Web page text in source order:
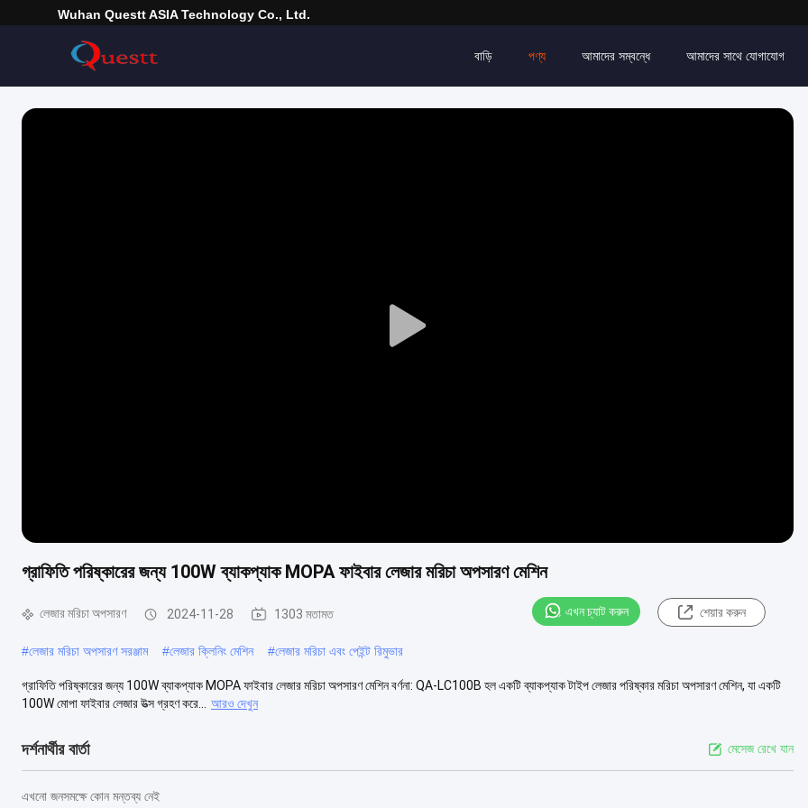
Wuhan Questt ASIA Technology Co., Ltd.
বাড়ি পণ্য আমাদের সম্বন্ধে আমাদের সাথে যোগাযোগ
Play
গ্রাফিতি পরিষ্কারের জন্য 100W ব্যাকপ্যাক MOPA ফাইবার লেজার মরিচা অপসারণ মেশিন
লেজার মরিচা অপসারণ 2024-11-28 1303 মতামত এখন চ্যাট করুন শেয়ার করুন
#লেজার মরিচা অপসারণ সরঞ্জাম #লেজার ক্লিনিং মেশিন #লেজার মরিচা এবং পেইন্ট রিমুভার
গ্রাফিতি পরিষ্কারের জন্য 100W ব্যাকপ্যাক MOPA ফাইবার লেজার মরিচা অপসারণ মেশিন বর্ণনা: QA-LC100B হল একটি ব্যাকপ্যাক টাইপ লেজার পরিষ্কার মরিচা অপসারণ মেশিন, যা একটি
100W মোপা ফাইবার লেজার উত্স গ্রহণ করে...
আরও দেখুন
দর্শনার্থীর বার্তা মেসেজ রেখে যান
এখনো জনসমক্ষে কোন মন্তব্য নেই